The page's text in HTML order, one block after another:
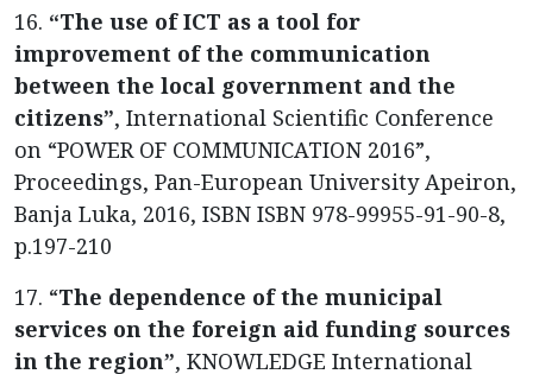
16. “The use of ICT as a tool for
improvement of the communication
between the local government and the
citizens”, International Scientific Conference
on “POWER OF COMMUNICATION 2016”,
Proceedings, Pan-European University Apeiron,
Banja Luka, 2016, ISBN ISBN 978-99955-91-90-8,
p.197-210
17. “The dependence of the municipal
services on the foreign aid funding sources
in the region”, KNOWLEDGE International